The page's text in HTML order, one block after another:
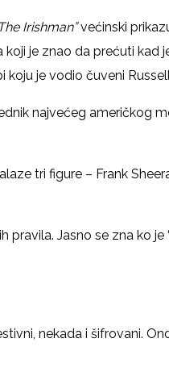
Irishman”većinski
je znao da prećuti kad
koju je vodio čuveni
najvećeg američkog
tri figure – Frank
Jasno se zna ko je
nekada i šifrovani.